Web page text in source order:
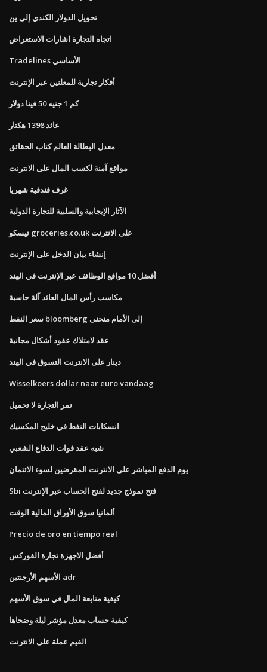
تحويل الدولار الكندي إلى ين
اتجاه التجارة اشارات الاستعراض
Tradelines الأساسي
أفكار تجارية للمعلنين عبر الإنترنت
كم 1 جنيه 50 فينا دولار
عائد 1398 هكتار
معدل البطالة العالم كتاب الحقائق
مواقع آمنة لكسب المال على الانترنت
غرف فندقية شهريا
الآثار الإيجابية والسلبية للتجارة الدولية
تيسكو groceries.co.uk على الانترنت
إنشاء بيان الدخل على الإنترنت
أفضل 10 مواقع الوظائف عبر الإنترنت في الهند
مكاسب رأس المال العائد آلة حاسبة
سعر النفط bloomberg إلى الأمام منحنى
عقد لامتلاك عقود أشكال مجانية
دينار على الانترنت التسوق في الهند
Wisselkoers dollar naar euro vandaag
نمر التجارة لا تحميل
انسكابات النفط في خليج المكسيك
شبه عقد قوات الدفاع الشعبي
يوم الدفع المباشر على الانترنت المقرضين لسوء الائتمان
Sbi فتح نموذج جديد لفتح الحساب عبر الإنترنت
ألمانيا سوق الأوراق المالية الوقت
Precio de oro en tiempo real
أفضل الاجهزة تجارة الفوركس
الأسهم الأرجنتين adr
كيفية متابعة المال في سوق الأسهم
كيفية حساب معدل مؤشر ليلة وضحاها
القيم عملة على الانترنت